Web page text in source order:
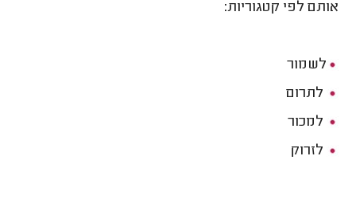
אותם לפי קטגוריות:
לשמור
לתרום
למכור
לזרוק